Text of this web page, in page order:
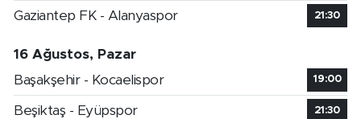
Gaziantep FK - Alanyaspor 21:30
16 Ağustos, Pazar
Başakşehir - Kocaelispor
19:00
Beşiktaş - Eyüpspor 21:30